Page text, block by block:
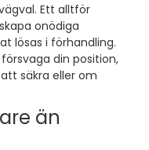
Ett alltför
onödiga
lösas i förhandling.
din position,
säkra eller om
än